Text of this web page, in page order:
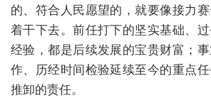
的、符合人民愿望的，就要像接力
着干下去。前任打下的坚实基础、
经验，都是后续发展的宝贵财富；
作、历经时间检验延续至今的重点
推卸的责任。